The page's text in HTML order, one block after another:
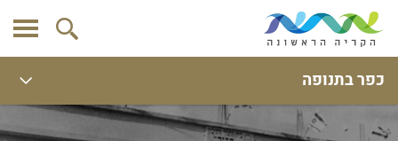
כפר בתנופה